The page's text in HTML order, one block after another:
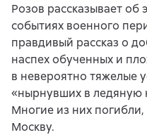
Розов рассказывает об
событиях военного
правдивый рассказ о
наспех обученных и
в невероятно тяжелые
«нырнувших в ледяную
Многие из них
Москву.